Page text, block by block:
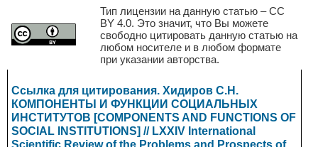
Тип лицензии на данную статью – CC
BY 4.0. Это значит, что Вы можете
свободно цитировать данную статью на
любом носителе и в любом формате
при указании авторства.
Ссылка для цитирования. Хидиров С.Н.
КОМПОНЕНТЫ И ФУНКЦИИ СОЦИАЛЬНЫХ
ИНСТИТУТОВ [COMPONENTS AND FUNCTIONS OF
SOCIAL INSTITUTIONS] // LXXIV International
Scientific Review of the Problems and Prospects of